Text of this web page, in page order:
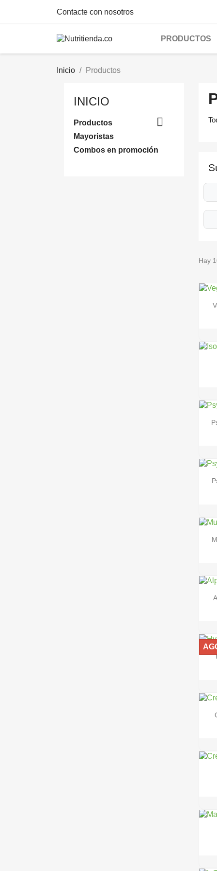
Contacte con nosotros
PRODUCTOS
Inicio Productos
INICIO
Productos 
Mayoristas
Combos en promoción
Hay